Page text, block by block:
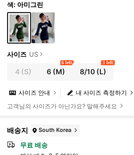
색: 아미그린
사이즈 US
4 (S) 6 (M)
6 left
8/10(L)
1 left
내 사이즈 측정하기
사이즈 안내
고객님의 사이즈가 아닌가요? 말해주세요
배송지 South Korea
무료 배송